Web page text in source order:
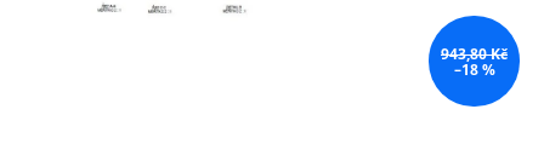
943,80 Kč
–18 %